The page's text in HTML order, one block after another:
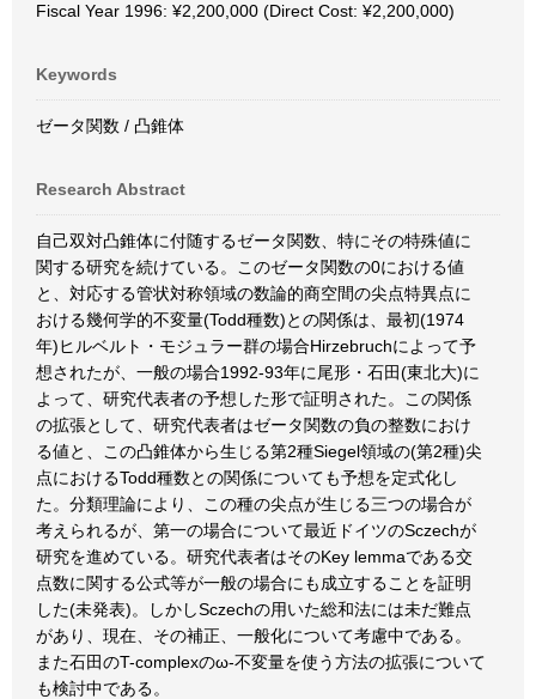
Fiscal Year 1996: ¥2,200,000 (Direct Cost: ¥2,200,000)
Keywords
ゼータ関数 / 凸錐体
Research Abstract
自己双対凸錐体に付随するゼータ関数、特にその特殊値に
関する研究を続けている。このゼータ関数の0における値
と、対応する管状対称領域の数論的商空間の尖点特異点に
おける幾何学的不変量(Todd種数)との関係は、最初(1974
年)ヒルベルト・モジュラー群の場合Hirzebruchによって予
想されたが、一般の場合1992-93年に尾形・石田(東北大)に
よって、研究代表者の予想した形で証明された。この関係
の拡張として、研究代表者はゼータ関数の負の整数におけ
る値と、この凸錐体から生じる第2種Siegel領域の(第2種)尖
点におけるTodd種数との関係についても予想を定式化し
た。分類理論により、この種の尖点が生じる三つの場合が
考えられるが、第一の場合について最近ドイツのSczechが
研究を進めている。研究代表者はそのKey lemmaである交
点数に関する公式等が一般の場合にも成立することを証明
した(未発表)。しかしSczechの用いた総和法には未だ難点
があり、現在、その補正、一般化について考慮中である。
また石田のT-complexのω-不変量を使う方法の拡張について
も検討中である。